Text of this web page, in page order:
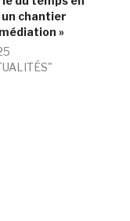
chantier
»